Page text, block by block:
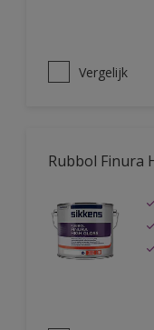
Vergelijk
Rubbol Finura